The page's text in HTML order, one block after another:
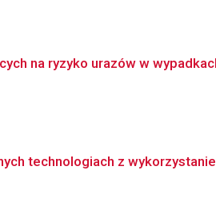
na ryzyko urazów w
technologiach z